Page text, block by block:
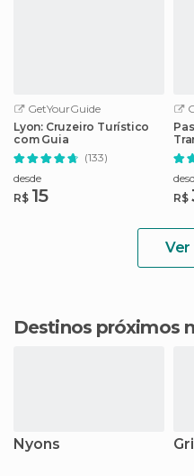
GetYourGuide
Lyon: Cruzeiro Turístico
com Guia
(133)
desde
R$ 15
de
R$
Destinos próximos
Nyons